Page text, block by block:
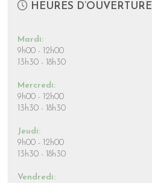
HEURES D’OUVERTURE
Mardi:
9h00 - 12h00
13h30 - 18h30
Mercredi:
9h00 - 12h00
13h30 - 18h30
Jeudi:
9h00 - 12h00
13h30 - 18h30
Vendredi: